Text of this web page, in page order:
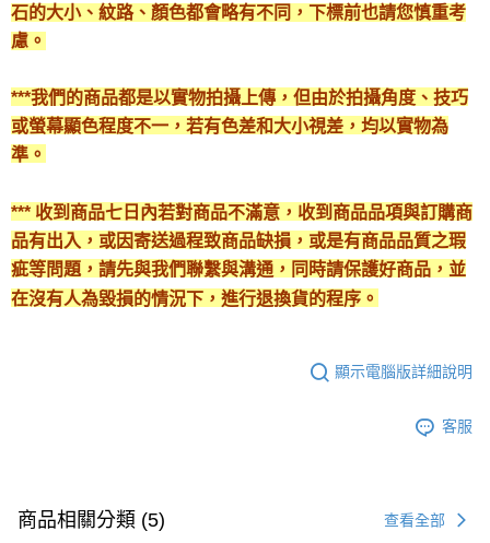
石的大小、紋路、顏色都會略有不同，下標前也請您慎重考
慮。
***我們的商品都是以實物拍攝上傳，但由於拍攝角度、技巧
或螢幕顯色程度不一，若有色差和大小視差，均以實物為
準。
*** 收到商品七日內若對商品不滿意，收到商品品項與訂購商
品有出入，或因寄送過程致商品缺損，或是有商品品質之瑕
疵等問題，請先與我們聯繫與溝通，同時請保護好商品，並
在沒有人為毀損的情況下，進行退換貨的程序。
顯示電腦版詳細說明
客服
商品相關分類 (5) 查看全部